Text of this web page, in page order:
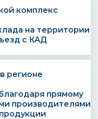
на территории
с КАД
прямому
производителями